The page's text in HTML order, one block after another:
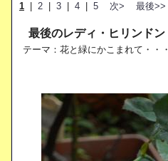
1 2 3 4 5 次> 最後>>
最後のレディ・ヒリンドン
テーマ： 花と緑にかこまれて・・・